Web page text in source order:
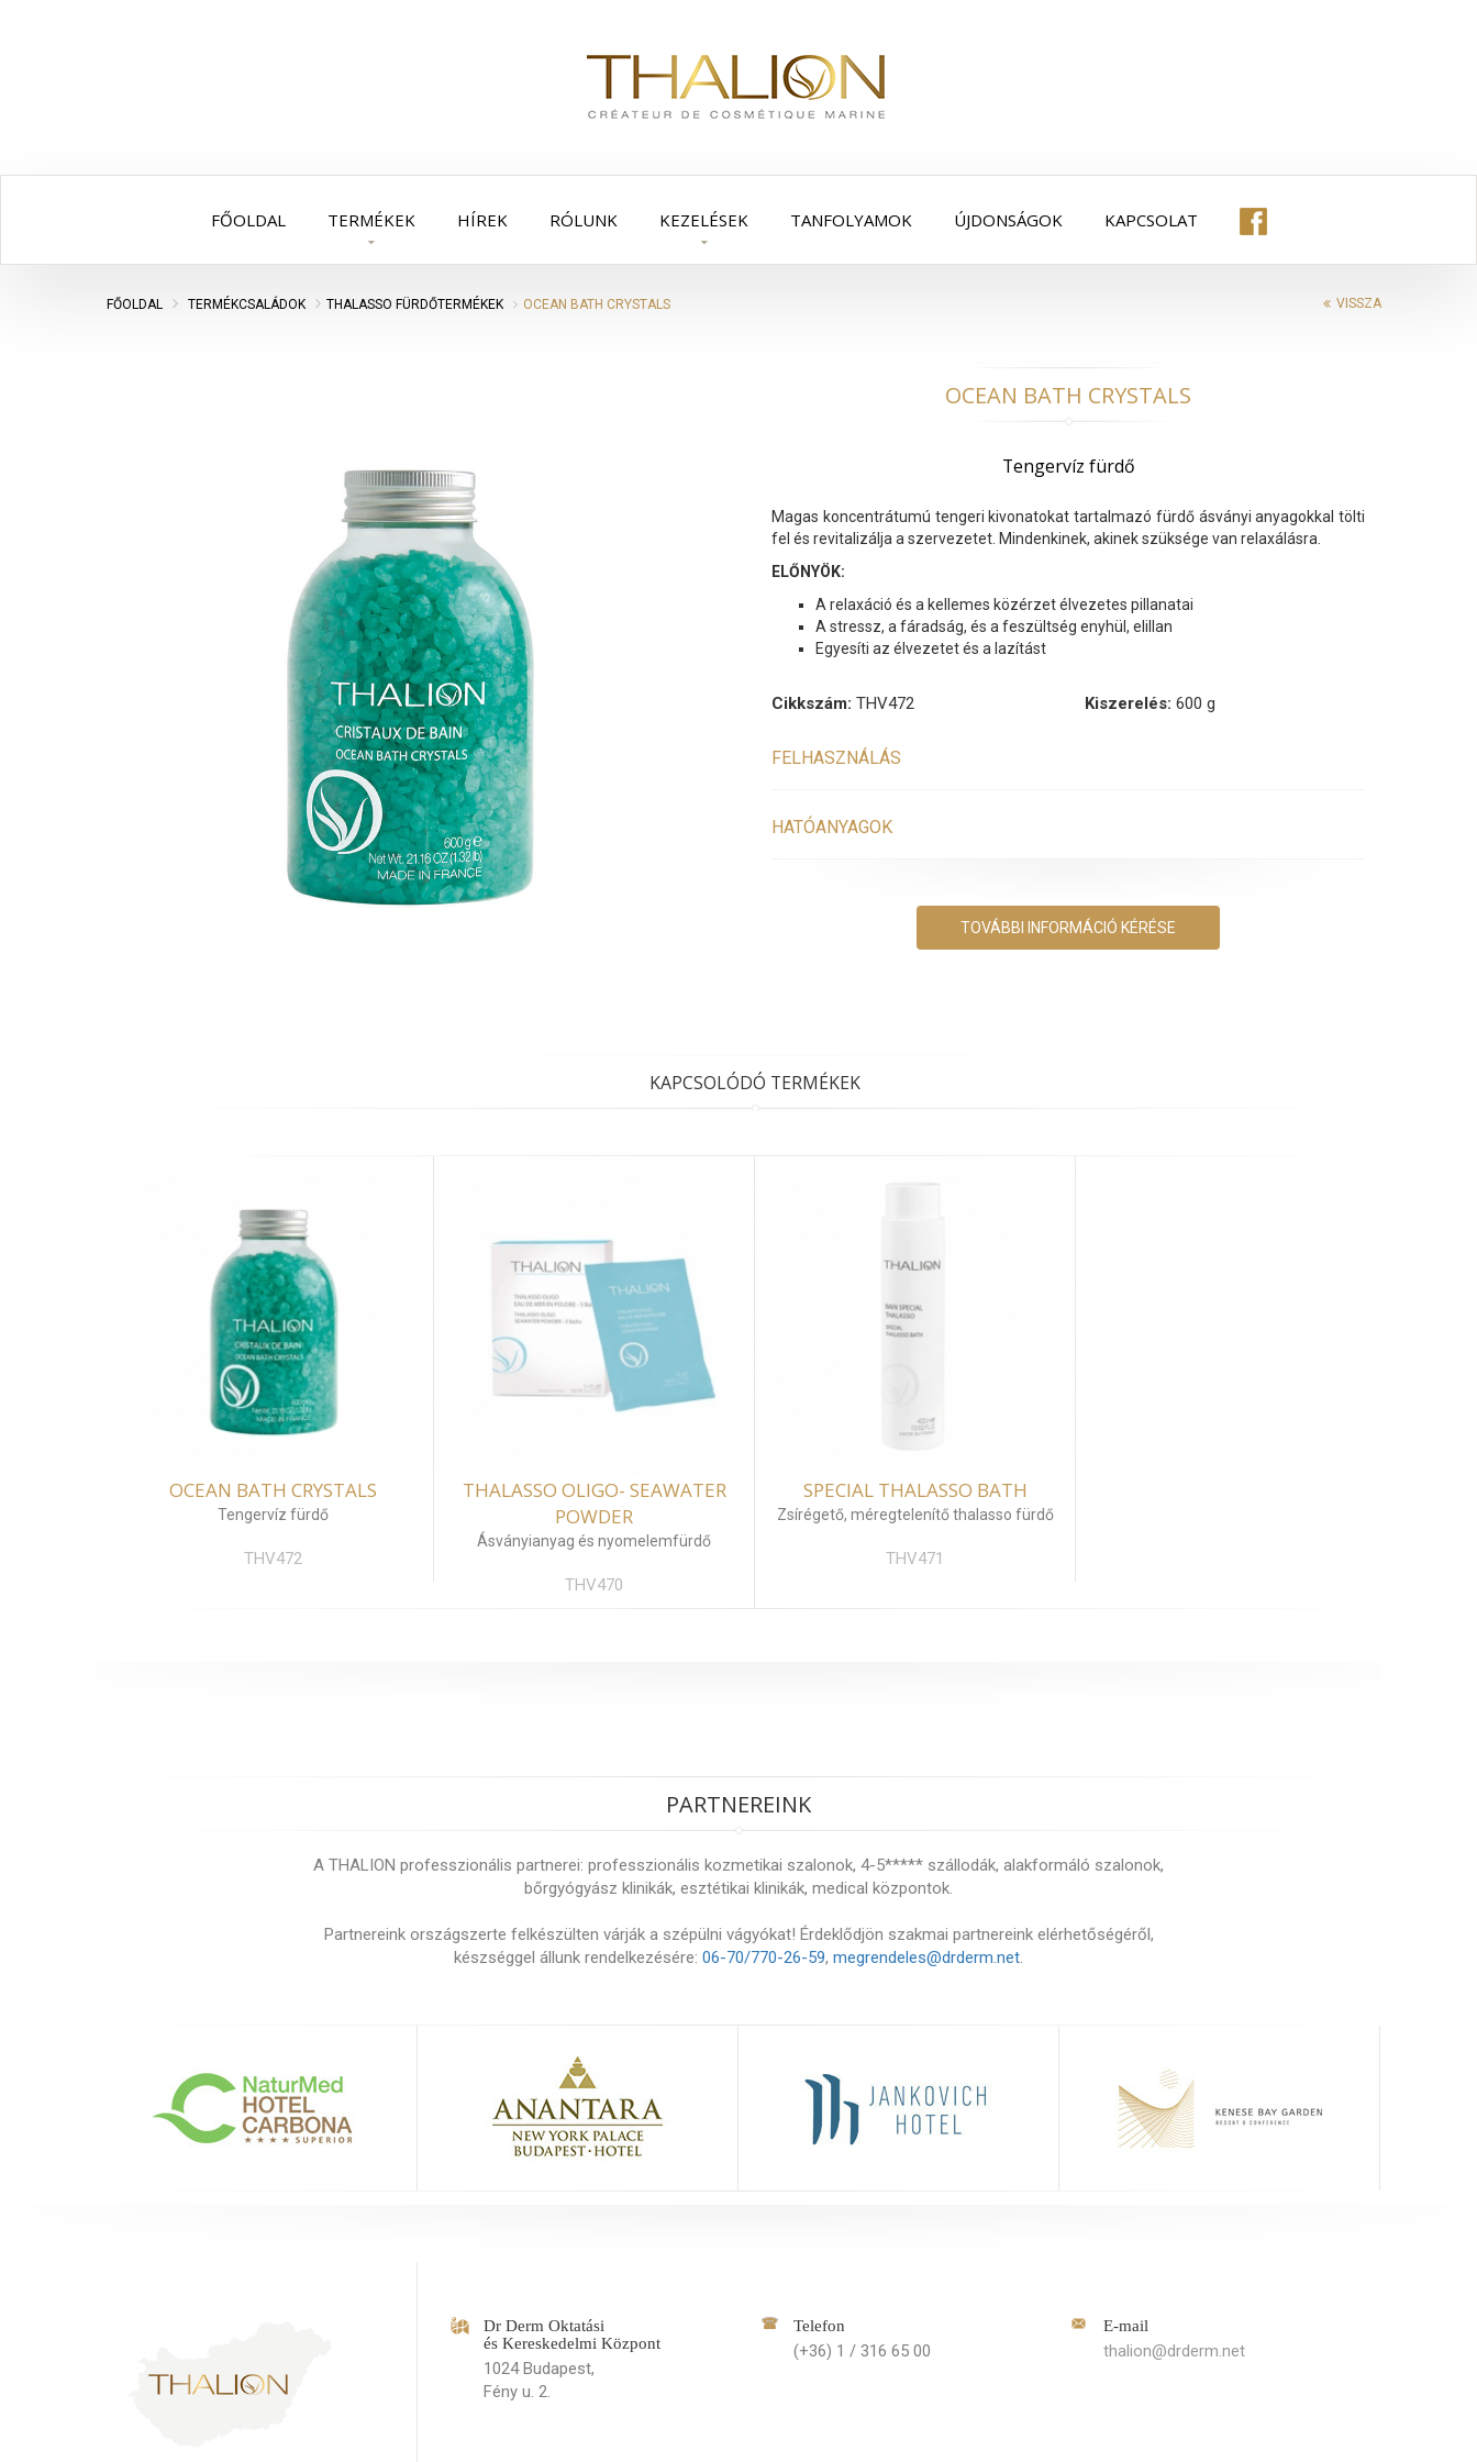
FŐOLDAL TERMÉKEK HÍREK RÓLUNK KEZELÉSEK TANFOLYAMOK ÚJDONSÁGOK KAPCSOLAT
FŐOLDAL TERMÉKCSALÁDOK THALASSO FÜRDŐTERMÉKEK OCEAN BATH CRYSTALS VISSZA
OCEAN BATH CRYSTALS
Tengervíz fürdő
Magas koncentrátumú tengeri kivonatokat tartalmazó fürdő ásványi anyagokkal tölti
fel és revitalizálja a szervezetet. Mindenkinek, akinek szüksége van relaxálásra.
ELŐNYÖK:
A relaxáció és a kellemes közérzet élvezetes pillanatai
A stressz, a fáradság, és a feszültség enyhül, elillan
Egyesíti az élvezetet és a lazítást
Cikkszám: THV472 Kiszerelés: 600 g
FELHASZNÁLÁS
HATÓANYAGOK
TOVÁBBI INFORMÁCIÓ KÉRÉSE
KAPCSOLÓDÓ TERMÉKEK
OCEAN BATH CRYSTALS
Tengervíz fürdő
THV472
THALASSO OLIGO- SEAWATER
POWDER
Ásványianyag és nyomelemfürdő
THV470
SPECIAL THALASSO BATH
Zsírégető, méregtelenítő thalasso fürdő
THV471
PARTNEREINK
A THALION professzionális partnerei: professzionális kozmetikai szalonok, 4-5***** szállodák, alakformáló szalonok,
bőrgyógyász klinikák, esztétikai klinikák, medical központok.
Partnereink országszerte felkészülten várják a szépülni vágyókat! Érdeklődjön szakmai partnereink elérhetőségéről,
készséggel állunk rendelkezésére: 06-70/770-26-59, megrendeles@drderm.net.
Dr Derm Oktatási
és Kereskedelmi Központ
1024 Budapest,
Fény u. 2.
Telefon
(+36) 1 / 316 65 00
E-mail
thalion@drderm.net